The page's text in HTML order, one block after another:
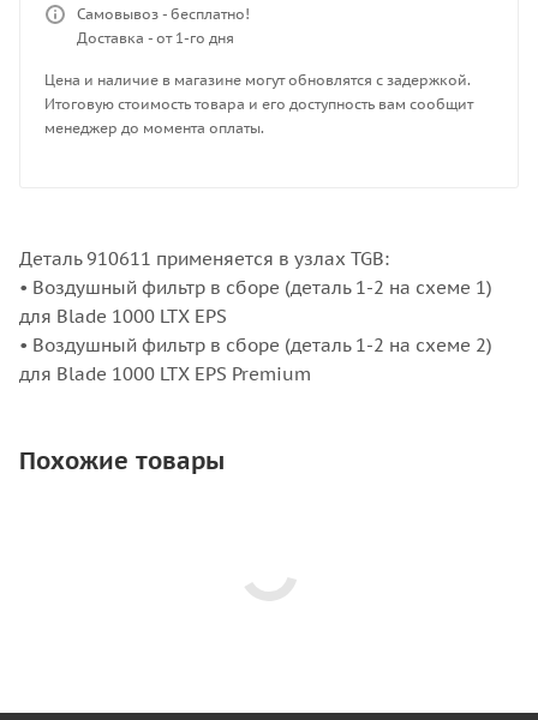
Самовывоз - бесплатно!
Доставка - от 1-го дня
Цена и наличие в магазине могут обновлятся с задержкой.
Итоговую стоимость товара и его доступность вам сообщит
менеджер до момента оплаты.
Деталь 910611 применяется в узлах TGB:
• Воздушный фильтр в сборе (деталь 1-2 на схеме 1)
для Blade 1000 LTX EPS
• Воздушный фильтр в сборе (деталь 1-2 на схеме 2)
для Blade 1000 LTX EPS Premium
Похожие товары